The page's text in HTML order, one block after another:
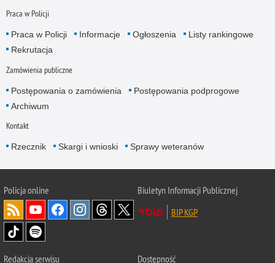
Praca w Policji
Praca w Policji Informacje Ogłoszenia
Listy rankingowe
Rekrutacja
Zamówienia publiczne
Postępowania o zamówienia
Postępowania podprogowe
Archiwum
Kontakt
Rzecznik Skargi i wnioski Sprawy weteranów
Policjaonline
Biuletyn Informacji Publicznej
BIP KGP
Redakcja serwisu Dostępność